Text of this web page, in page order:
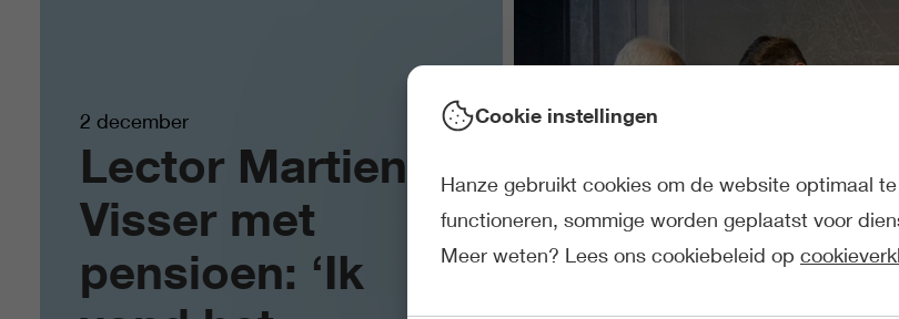
Lector Martien
Visser met
pensioen: ‘Ik
2 december Cookie instellingen
Hanze gebruikt cookies om de website optimaal
functioneren, sommige worden geplaatst voor
Meer weten? Lees ons cookiebeleid op